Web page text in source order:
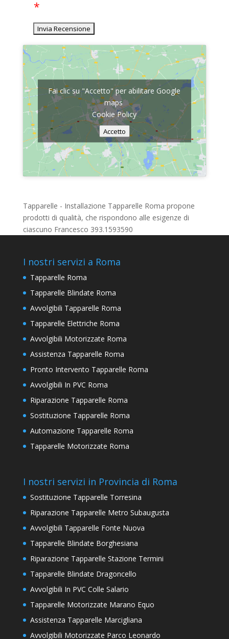
Fai clic su "Accetto" per abilitare Google
maps
Cookie Policy
Accetto
Tapparelle - Installazione Tapparelle Roma propone
prodotti di qualità, che rispondono alle esigenze di
ciascuno Francesco 393.1593590
I nostri servizi a Roma
Tapparelle Roma
Tapparelle Blindate Roma
Avvolgibili Tapparelle Roma
Tapparelle Elettriche Roma
Avvolgibili Motorizzate Roma
Assistenza Tapparelle Roma
Pronto Intervento Tapparelle Roma
Avvolgibili In PVC Roma
Riparazione Tapparelle Roma
Sostituzione Tapparelle Roma
Automazione Tapparelle Roma
Tapparelle Motorizzate Roma
I nostri servizi in Provincia di Roma
Sostituzione Tapparelle Torresina
Riparazione Tapparelle Metro Subaugusta
Avvolgibili Tapparelle Fonte Nuova
Tapparelle Blindate Borghesiana
Riparazione Tapparelle Stazione Termini
Tapparelle Blindate Dragoncello
Avvolgibili In PVC Colle Salario
Tapparelle Motorizzate Marano Equo
Assistenza Tapparelle Marcigliana
Avvolgibili Motorizzate Parco Leonardo